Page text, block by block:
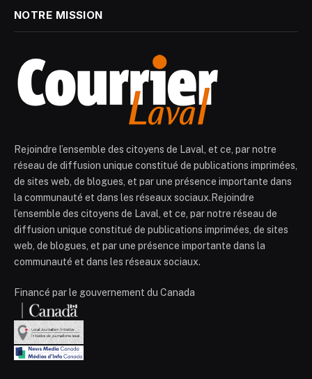
NOTRE MISSION
Rejoindre l’ensemble des citoyens de Laval, et ce, par notre
réseau de diffusion unique constitué de publications imprimées,
de sites web, de blogues, et par une présence importante dans
la communauté et dans les réseaux sociaux.Rejoindre
l’ensemble des citoyens de Laval, et ce, par notre réseau de
diffusion unique constitué de publications imprimées, de sites
web, de blogues, et par une présence importante dans la
communauté et dans les réseaux sociaux.
Financé par le gouvernement du Canada